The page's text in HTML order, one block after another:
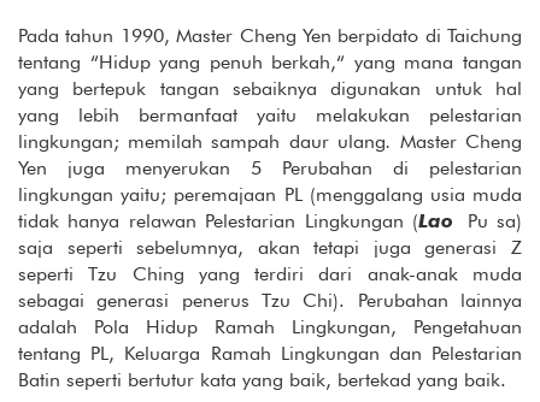
Pada tahun 1990, Master Cheng Yen berpidato di Taichung
tentang “Hidup yang penuh berkah,“ yang mana tangan
yang bertepuk tangan sebaiknya digunakan untuk hal
yang lebih bermanfaat yaitu melakukan pelestarian
lingkungan; memilah sampah daur ulang. Master Cheng
Yen juga menyerukan 5 Perubahan di pelestarian
lingkungan yaitu; peremajaan PL (menggalang usia muda
tidak hanya relawan Pelestarian Lingkungan (Lao Pu sa)
saja seperti sebelumnya, akan tetapi juga generasi Z
seperti Tzu Ching yang terdiri dari anak-anak muda
sebagai generasi penerus Tzu Chi). Perubahan lainnya
adalah Pola Hidup Ramah Lingkungan, Pengetahuan
tentang PL, Keluarga Ramah Lingkungan dan Pelestarian
Batin seperti bertutur kata yang baik, bertekad yang baik.